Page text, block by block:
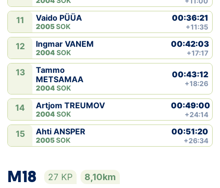
11 Vaido PÜÜA
2005SOK
00:36:21
+11:35
12 Ingmar VANEM
2004SOK
00:42:03
+17:17
13
Tammo
METSAMAA
2004SOK
00:43:12
+18:26
14 Artjom TREUMOV
2004SOK
00:49:00
+24:14
15 Ahti ANSPER
2005SOK
00:51:20
+26:34
M18 27 KP 8,10km